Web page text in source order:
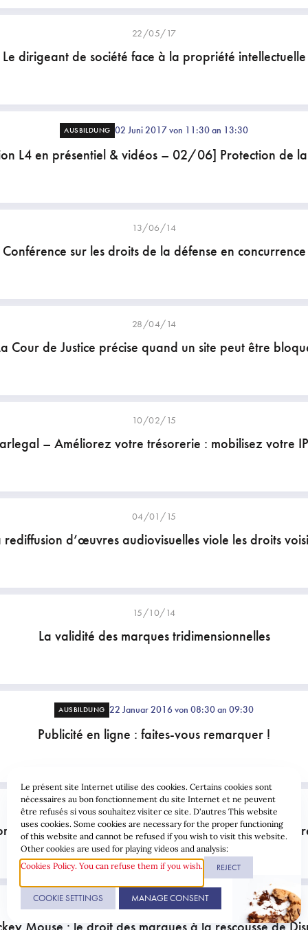
22/05/17
Le dirigeant de société face à la propriété intellectuelle
AUSBILDUNG 02 Juni 2017 von 11:30 an 13:30
L4 en présentiel & vidéos – 02/06] Protection de
13/06/14
Conférence sur les droits de la défense en concurrence
28/04/14
Cour de Justice précise quand un site peut être
10/02/15
– Améliorez votre trésorerie : mobilisez votre
04/01/15
rediffusion d’œuvres audiovisuelles viole les droits
15/10/14
La validité des marques tridimensionnelles
AUSBILDUNG 22 Januar 2016 von 08:30 an 09:30
Publicité en ligne : faites-vous remarquer !
18/05/26
abusives des plateformes du numérique : comment
04/05/26
Le présent site Internet utilise des cookies. Certains cookies sont
nécessaires au bon fonctionnement du site Internet et ne peuvent
être refusés si vous souhaitez visiter ce site. D'autres This website
uses cookies. Some cookies are necessary for the proper functioning
of this website and cannot be refused if you wish to visit this website.
Other cookies are used for playing videos and analysis:
Cookies Policy. You can refuse them if you wish.
REJECT
COOKIE SETTINGS MANAGE CONSENT